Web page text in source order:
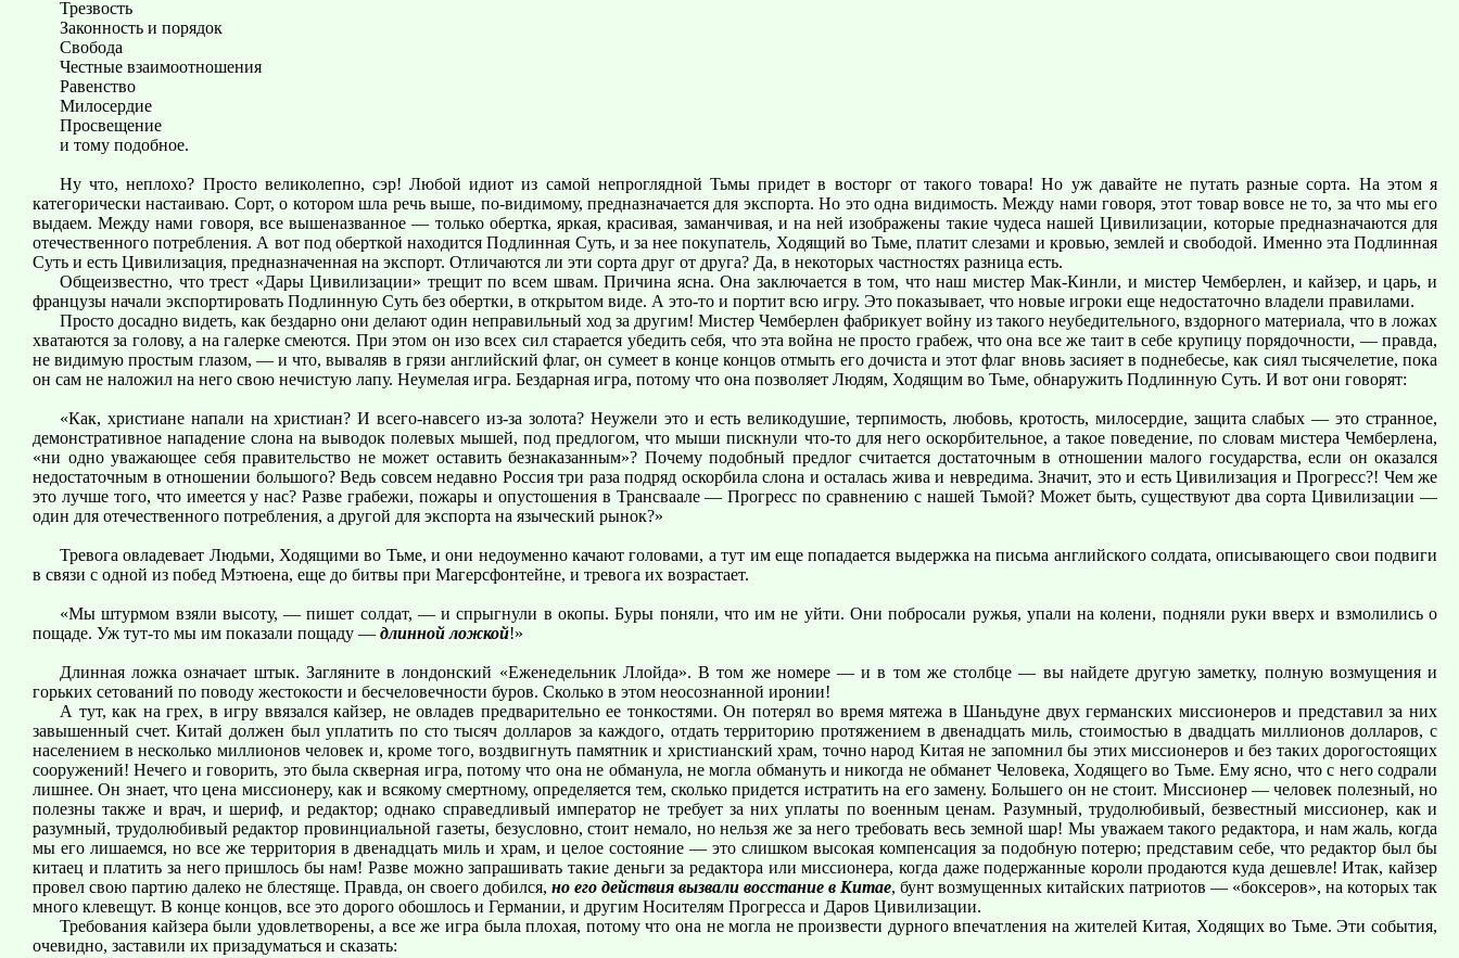
Трезвость
Законность и порядок
Свобода
Честные взаимоотношения
Равенство
Милосердие
Просвещение
и тому подобное.
Ну что, неплохо? Просто великолепно, сэр! Любой идиот из самой непроглядной Тьмы придет в восторг от такого товара! Но уж давайте не путать разные сорта. На этом я
категорически настаиваю. Сорт, о котором шла речь выше, по-видимому, предназначается для экспорта. Но это одна видимость. Между нами говоря, этот товар вовсе не то, за что мы его
выдаем. Между нами говоря, все вышеназванное — только обертка, яркая, красивая, заманчивая, и на ней изображены такие чудеса нашей Цивилизации, которые предназначаются для
отечественного потребления. А вот под оберткой находится Подлинная Суть, и за нее покупатель, Ходящий во Тьме, платит слезами и кровью, землей и свободой. Именно эта Подлинная
Суть и есть Цивилизация, предназначенная на экспорт. Отличаются ли эти сорта друг от друга? Да, в некоторых частностях разница есть.
Общеизвестно, что трест «Дары Цивилизации» трещит по всем швам. Причина ясна. Она заключается в том, что наш мистер Мак-Кинли, и мистер Чемберлен, и кайзер, и царь, и
французы начали экспортировать Подлинную Суть без обертки, в открытом виде. А это-то и портит всю игру. Это показывает, что новые игроки еще недостаточно владели правилами.
Просто досадно видеть, как бездарно они делают один неправильный ход за другим! Мистер Чемберлен фабрикует войну из такого неубедительного, вздорного материала, что в ложах
хватаются за голову, а на галерке смеются. При этом он изо всех сил старается убедить себя, что эта война не просто грабеж, что она все же таит в себе крупицу порядочности, — правда,
не видимую простым глазом, — и что, вываляв в грязи английский флаг, он сумеет в конце концов отмыть его дочиста и этот флаг вновь засияет в поднебесье, как сиял тысячелетие, пока
он сам не наложил на него свою нечистую лапу. Неумелая игра. Бездарная игра, потому что она позволяет Людям, Ходящим во Тьме, обнаружить Подлинную Суть. И вот они говорят:
«Как, христиане напали на христиан? И всего-навсего из-за золота? Неужели это и есть великодушие, терпимость, любовь, кротость, милосердие, защита слабых — это странное,
демонстративное нападение слона на выводок полевых мышей, под предлогом, что мыши пискнули что-то для него оскорбительное, а такое поведение, по словам мистера Чемберлена,
«ни одно уважающее себя правительство не может оставить безнаказанным»? Почему подобный предлог считается достаточным в отношении малого государства, если он оказался
недостаточным в отношении большого? Ведь совсем недавно Россия три раза подряд оскорбила слона и осталась жива и невредима. Значит, это и есть Цивилизация и Прогресс?! Чем же
это лучше того, что имеется у нас? Разве грабежи, пожары и опустошения в Трансваале — Прогресс по сравнению с нашей Тьмой? Может быть, существуют два сорта Цивилизации —
один для отечественного потребления, а другой для экспорта на языческий рынок?»
Тревога овладевает Людьми, Ходящими во Тьме, и они недоуменно качают головами, а тут им еще попадается выдержка на письма английского солдата, описывающего свои подвиги
в связи с одной из побед Мэтюена, еще до битвы при Магерсфонтейне, и тревога их возрастает.
«Мы штурмом взяли высоту, — пишет солдат, — и спрыгнули в окопы. Буры поняли, что им не уйти. Они побросали ружья, упали на колени, подняли руки вверх и взмолились о
пощаде. Уж тут-то мы им показали пощаду — длинной ложкой!»
Длинная ложка означает штык. Загляните в лондонский «Еженедельник Ллойда». В том же номере — и в том же столбце — вы найдете другую заметку, полную возмущения и
горьких сетований по поводу жестокости и бесчеловечности буров. Сколько в этом неосознанной иронии!
А тут, как на грех, в игру ввязался кайзер, не овладев предварительно ее тонкостями. Он потерял во время мятежа в Шаньдуне двух германских миссионеров и представил за них
завышенный счет. Китай должен был уплатить по сто тысяч долларов за каждого, отдать территорию протяжением в двенадцать миль, стоимостью в двадцать миллионов долларов, с
населением в несколько миллионов человек и, кроме того, воздвигнуть памятник и христианский храм, точно народ Китая не запомнил бы этих миссионеров и без таких дорогостоящих
сооружений! Нечего и говорить, это была скверная игра, потому что она не обманула, не могла обмануть и никогда не обманет Человека, Ходящего во Тьме. Ему ясно, что с него содрали
лишнее. Он знает, что цена миссионеру, как и всякому смертному, определяется тем, сколько придется истратить на его замену. Большего он не стоит. Миссионер — человек полезный, но
полезны также и врач, и шериф, и редактор; однако справедливый император не требует за них уплаты по военным ценам. Разумный, трудолюбивый, безвестный миссионер, как и
разумный, трудолюбивый редактор провинциальной газеты, безусловно, стоит немало, но нельзя же за него требовать весь земной шар! Мы уважаем такого редактора, и нам жаль, когда
мы его лишаемся, но все же территория в двенадцать миль и храм, и целое состояние — это слишком высокая компенсация за подобную потерю; представим себе, что редактор был бы
китаец и платить за него пришлось бы нам! Разве можно запрашивать такие деньги за редактора или миссионера, когда даже подержанные короли продаются куда дешевле! Итак, кайзер
провел свою партию далеко не блестяще. Правда, он своего добился, но его действия вызвали восстание в Китае, бунт возмущенных китайских патриотов — «боксеров», на которых так
много клевещут. В конце концов, все это дорого обошлось и Германии, и другим Носителям Прогресса и Даров Цивилизации.
Требования кайзера были удовлетворены, а все же игра была плохая, потому что она не могла не произвести дурного впечатления на жителей Китая, Ходящих во Тьме. Эти события,
очевидно, заставили их призадуматься и сказать: